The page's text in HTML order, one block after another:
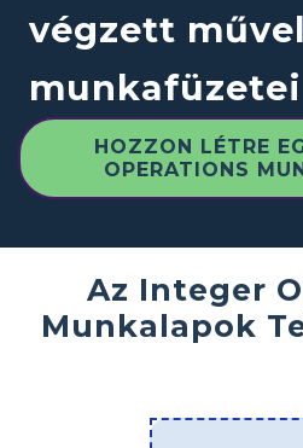
végzett
munkafüzetei
HOZZON LÉTRE
OPERATIONS
Az Integer
Munkalapok